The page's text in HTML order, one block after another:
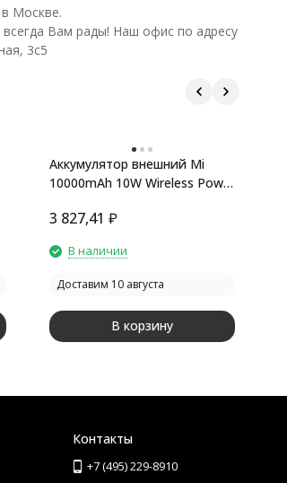
Москве.
Вам рады! Наш офис по адресу
3с5
Аккумулятор внешний Mi
10000mAh 10W Wireless Power
3 827,41 ₽
В наличии
Доставим 10 августа
В корзину
Контакты
+7 (495) 229-8910